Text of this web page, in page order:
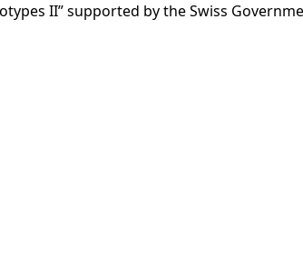
II” supported by the Swiss